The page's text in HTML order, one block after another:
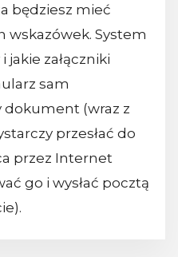
będziesz mieć
wskazówek. System
jakie załączniki
sam
(wraz z
przesłać do
przez Internet
go i wysłać pocztą